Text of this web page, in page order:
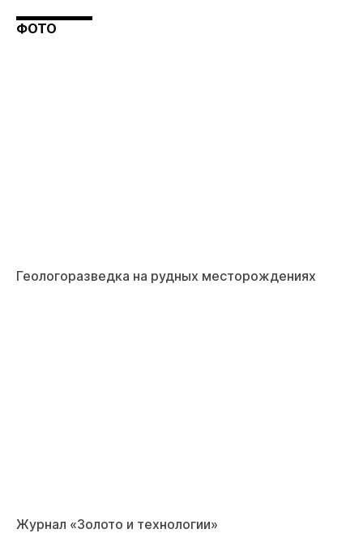
ФОТО
Геологоразведка на рудных месторождениях
Журнал «Золото и технологии»